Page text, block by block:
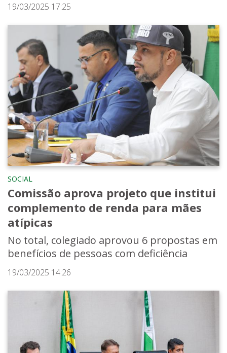
19/03/2025 17:25
SOCIAL
Comissão aprova projeto que institui
complemento de renda para mães
atípicas
No total, colegiado aprovou 6 propostas em
benefícios de pessoas com deficiência
19/03/2025 14:26